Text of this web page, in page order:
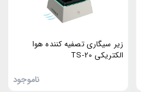
زیر سیگاری تصفیه کننده هوا
الکتریکی TS-20
ناموجود